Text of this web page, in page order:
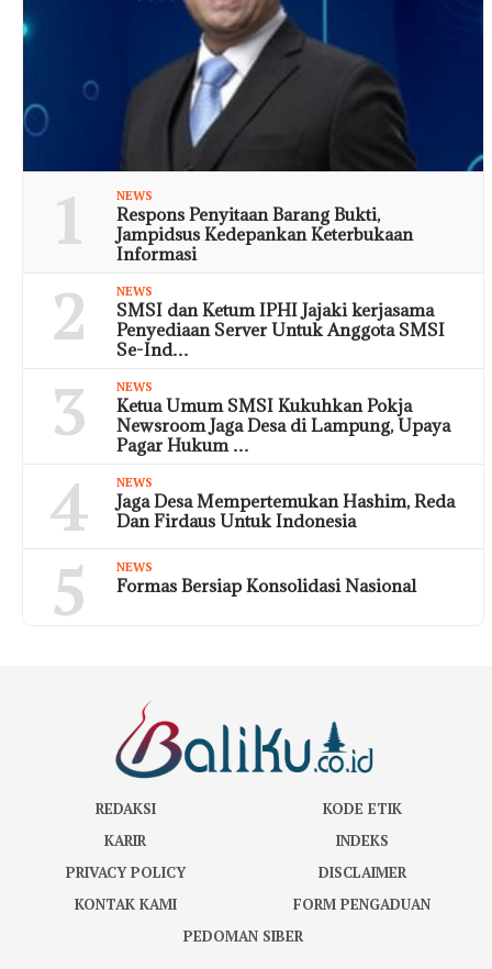
1 NEWS
Respons Penyitaan Barang Bukti,
Jampidsus Kedepankan Keterbukaan
Informasi
2 NEWS
SMSI dan Ketum IPHI Jajaki kerjasama
Penyediaan Server Untuk Anggota SMSI
Se-Ind…
3 NEWS
Ketua Umum SMSI Kukuhkan Pokja
Newsroom Jaga Desa di Lampung, Upaya
Pagar Hukum …
4 NEWS
Jaga Desa Mempertemukan Hashim, Reda
Dan Firdaus Untuk Indonesia
5 NEWS
Formas Bersiap Konsolidasi Nasional
REDAKSI
KODE ETIK
KARIR
INDEKS
PRIVACY POLICY
DISCLAIMER
KONTAK KAMI
FORM PENGADUAN
PEDOMAN SIBER